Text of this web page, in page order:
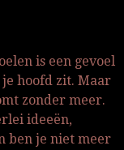
is een gevoel
hoofd zit. Maar
zonder meer.
ideeën,
ben je niet meer